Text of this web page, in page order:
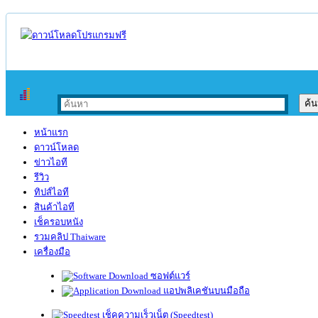
หน้าแรก
ดาวน์โหลด
ข่าวไอที
รีวิว
ทิปส์ไอที
สินค้าไอที
เช็ครอบหนัง
รวมคลิป Thaiware
เครื่องมือ
ซอฟต์แวร์
แอปพลิเคชันบนมือถือ
เช็คความเร็วเน็ต (Speedtest)